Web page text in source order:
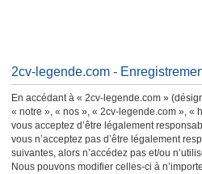
2cv-legende.com -
En accédant à « 2cv-legende.com »
« notre », « nos », « 2cv-legende.com », «
vous acceptez d’être légalement
vous n’acceptez pas d’être légalement
suivantes, alors n’accédez pas et/ou
Nous pouvons modifier celles-ci à